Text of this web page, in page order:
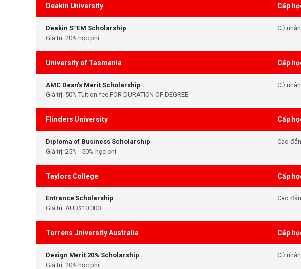
Deakin University Cấp
Deakin STEM Scholarship
Giá trị: 20% học phí
Cử
University of Tasmania Cấp
AMC Dean's Merit Scholarship
Giá trị: 50% Tuition fee FOR DURATION OF DEGREE
Cử
Flinders University Cấp
Diploma of Business Scholarship
Giá trị: 25% - 50% học phí
Cao
Taylors College Cấp
Entrance Scholarship
Giá trị: AUD$10.000
Cao
Torrens University Australia Cấp
Design Merit 20% Scholarship
Giá trị: 20% học phí
Cử